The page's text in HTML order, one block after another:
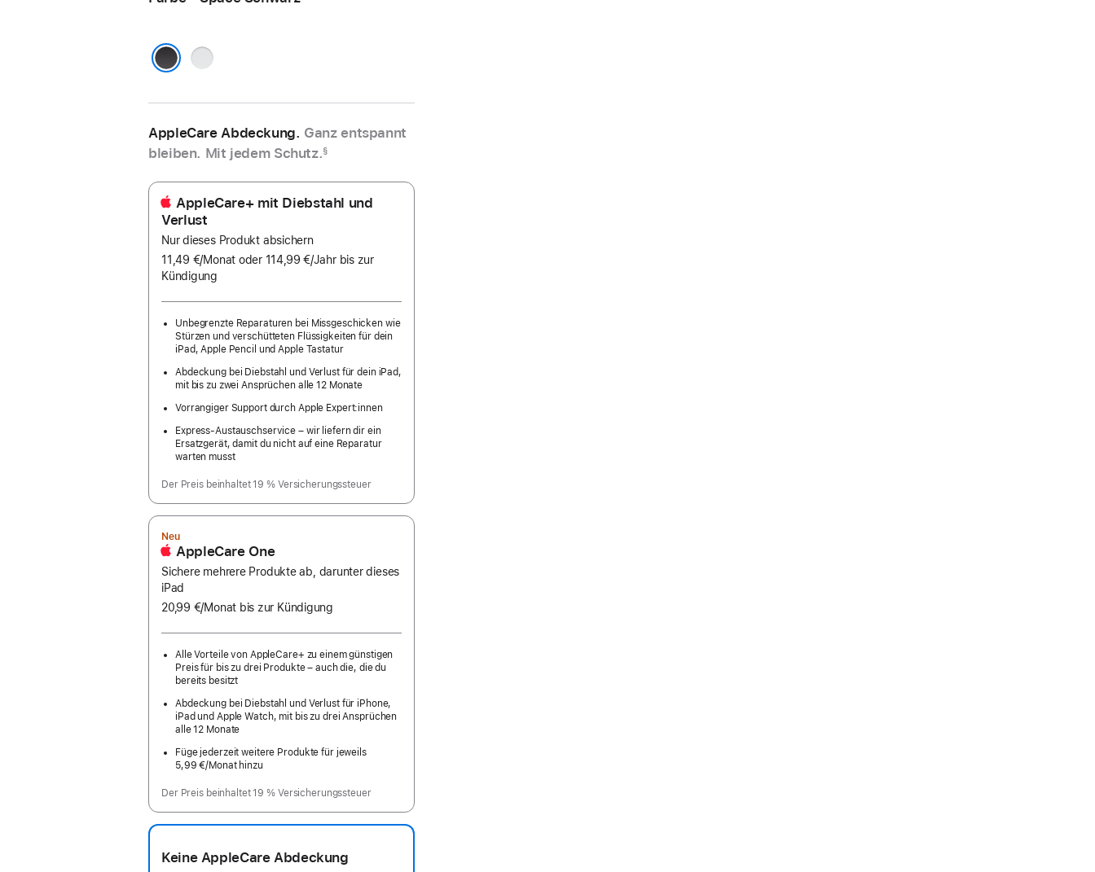
Silber
AppleCare Abdeckung. Ganz entspannt
bleiben. Mit jedem Schutz.§
AppleCare+ mit Diebstahl und
Verlust
Nur dieses Produkt absichern
11,49 €/Monat pro
oder 114,99 €/Jahr Pro
bis zur
Kündigung
Unbegrenzte Reparaturen bei Missgeschicken wie
Stürzen und verschütteten Flüssigkeiten für dein
iPad, Apple Pencil und Apple Tastatur
Abdeckung bei Diebstahl und Verlust für dein iPad,
mit bis zu zwei Ansprüchen alle 12 Monate
Vorrangiger Support durch Apple Expert:innen
Express-Austauschservice – wir liefern dir ein
Ersatzgerät, damit du nicht auf eine Reparatur
warten musst
Der Preis beinhaltet 19 % Versicherungssteuer
Neu
AppleCare One
Sichere mehrere Produkte ab, darunter dieses
iPad
20,99 €/Monat pro
bis zur Kündigung
Alle Vorteile von AppleCare+ zu einem günstigen
Preis für bis zu drei Produkte – auch die, die du
bereits besitzt
Abdeckung bei Diebstahl und Verlust für iPhone,
iPad und Apple Watch, mit bis zu drei Ansprüchen
alle 12 Monate
Füge jederzeit weitere Produkte für jeweils
5,99 €/Monat hinzu
Der Preis beinhaltet 19 % Versicherungssteuer
Keine AppleCare Abdeckung